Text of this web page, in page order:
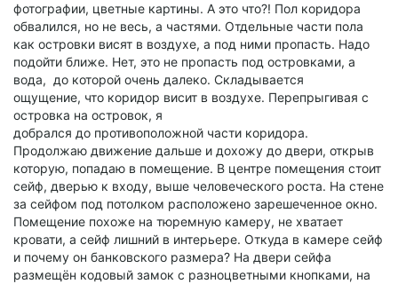
фотографии, цветные картины. А это что?! Пол коридора
обвалился, но не весь, а частями. Отдельные части пола
как островки висят в воздухе, а под ними пропасть. Надо
подойти ближе. Нет, это не пропасть под островками, а
вода, до которой очень далеко. Складывается
ощущение, что коридор висит в воздухе. Перепрыгивая с
островка на островок, я
добрался до противоположной части коридора.
Продолжаю движение дальше и дохожу до двери, открыв
которую, попадаю в помещение. В центре помещения стоит
сейф, дверью к входу, выше человеческого роста. На стене
за сейфом под потолком расположено зарешеченное окно.
Помещение похоже на тюремную камеру, не хватает
кровати, а сейф лишний в интерьере. Откуда в камере сейф
и почему он банковского размера? На двери сейфа
размещён кодовый замок с разноцветными кнопками, на